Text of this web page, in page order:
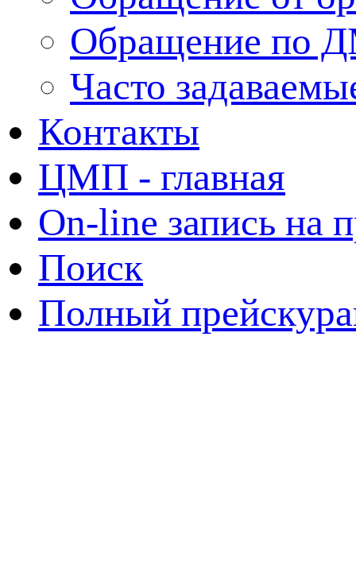
Обращение по
Часто
Контакты
ЦМП - главная
On-line запись на
Поиск
Полный